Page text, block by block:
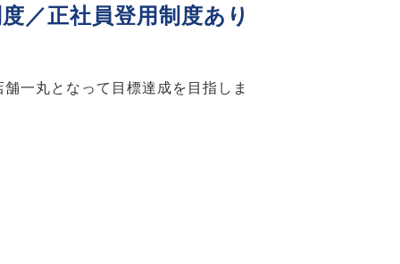
／正社員登用制度あり
一丸となって目標達成を目指しま